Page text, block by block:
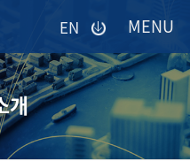
입력하시면
답변
등록
답변이
전송됩니다.
EN
개